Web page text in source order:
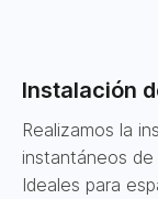
Instalación
Realizamos la
instantáneos de
Ideales para